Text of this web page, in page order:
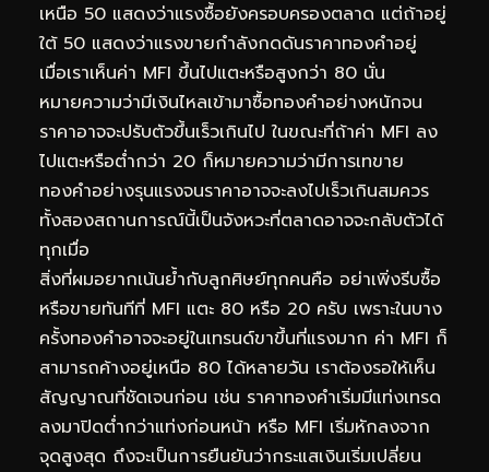
เหนือ 50 แสดงว่าแรงซื้อยังครอบครองตลาด แต่ถ้าอยู่
ใต้ 50 แสดงว่าแรงขายกำลังกดดันราคาทองคำอยู่
เมื่อเราเห็นค่า MFI ขึ้นไปแตะหรือสูงกว่า 80 นั่น
หมายความว่ามีเงินไหลเข้ามาซื้อทองคำอย่างหนักจน
ราคาอาจจะปรับตัวขึ้นเร็วเกินไป ในขณะที่ถ้าค่า MFI ลง
ไปแตะหรือต่ำกว่า 20 ก็หมายความว่ามีการเทขาย
ทองคำอย่างรุนแรงจนราคาอาจจะลงไปเร็วเกินสมควร
ทั้งสองสถานการณ์นี้เป็นจังหวะที่ตลาดอาจจะกลับตัวได้
ทุกเมื่อ
สิ่งที่ผมอยากเน้นย้ำกับลูกศิษย์ทุกคนคือ อย่าเพิ่งรีบซื้อ
หรือขายทันทีที่ MFI แตะ 80 หรือ 20 ครับ เพราะในบาง
ครั้งทองคำอาจจะอยู่ในเทรนด์ขาขึ้นที่แรงมาก ค่า MFI ก็
สามารถค้างอยู่เหนือ 80 ได้หลายวัน เราต้องรอให้เห็น
สัญญาณที่ชัดเจนก่อน เช่น ราคาทองคำเริ่มมีแท่งเทรด
ลงมาปิดต่ำกว่าแท่งก่อนหน้า หรือ MFI เริ่มหักลงจาก
จุดสูงสุด ถึงจะเป็นการยืนยันว่ากระแสเงินเริ่มเปลี่ยน